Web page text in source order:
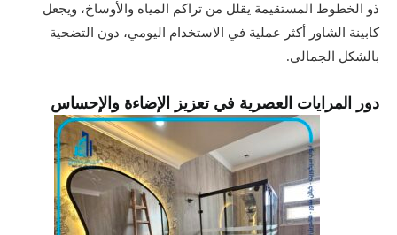
ذو الخطوط المستقيمة يقلل من تراكم المياه والأوساخ، ويجعل
كابينة الشاور أكثر عملية في الاستخدام اليومي، دون التضحية
بالشكل الجمالي.
دور المرايات العصرية في تعزيز الإضاءة والإحساس